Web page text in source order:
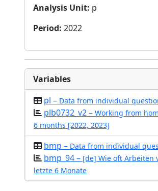
Analysis Unit: p
Period: 2022
Variables
pl – Data from individual
plb0732_v2 – Working from
6 months [2022, 2023]
bmp – Data from individual
bmp_94 – [de] Wie oft Arbeiten
letzte 6 Monate